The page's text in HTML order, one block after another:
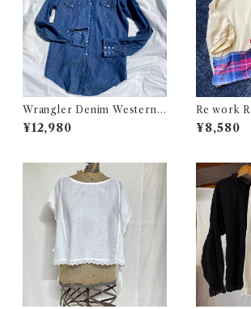
Wrangler Denim Western S
hirt 16 1/2 Made in USA / ラ
ングラー デニム ウエスタン シ
¥12,980
Re work
t length
ク ラルフ
¥8,580